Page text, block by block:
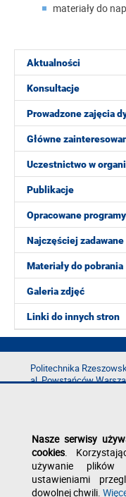
Aktualności
Konsultacje
Prowadzone zajęcia
Główne
Uczestnictwo w
Publikacje
Opracowane programy
Najczęściej
Materiały do pobrania
Galeria zdjęć
Linki do innych stron
materiały do
Politechnika
al. Powstańców
e-mail:
Deklaracja dostępności
Polityka prywatności
Zgłoś błąd na stronie
Nasze serwisy
cookies.
używanie
ustawieniami
dowolnej chwili.